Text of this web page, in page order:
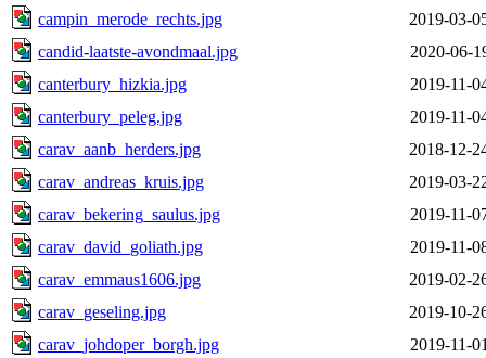
campin_merode_rechts.jpg
2019-03-
candid-laatste-avondmaal.jpg
2020-06-
canterbury_hizkia.jpg
2019-11-
canterbury_peleg.jpg
2019-11-
carav_aanb_herders.jpg
2018-12-
carav_andreas_kruis.jpg
2019-03-
carav_bekering_saulus.jpg
2019-11-
carav_david_goliath.jpg
2019-11-
carav_emmaus1606.jpg
2019-02-
carav_geseling.jpg
2019-10-
carav_johdoper_borgh.jpg
2019-11-